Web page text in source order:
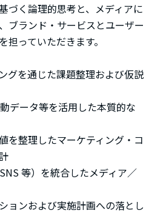
づく論理的思考と、メディアに
ブランド・サービスとユーザー
っていただきます。
グを通じた課題整理および仮説
データ等を活用した本質的な
を整理したマーケティング・コ
等）を統合したメディア／
ョンおよび実施計画への落とし